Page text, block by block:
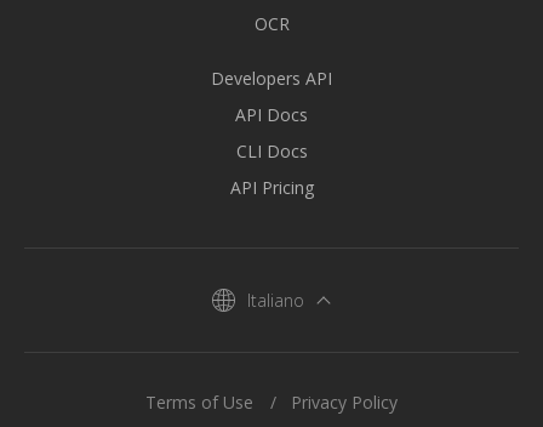
OCR
Developers API
API Docs
CLI Docs
API Pricing
Italiano
Terms of Use Privacy Policy